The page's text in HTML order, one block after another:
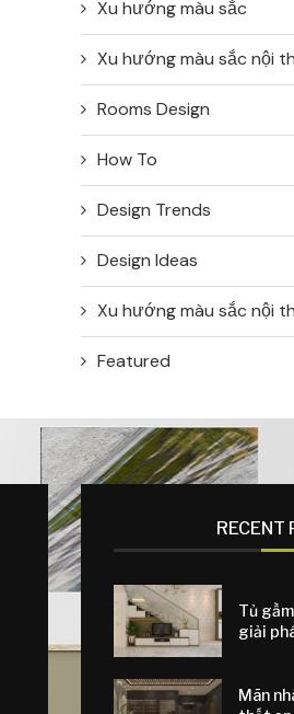
Xu hướng màu sắc
Xu hướng màu sắc nội
Rooms Design
How To
Design Trends
Design Ideas
Xu hướng màu sắc nội
Featured
RECENT
Tủ
giải
Mãn